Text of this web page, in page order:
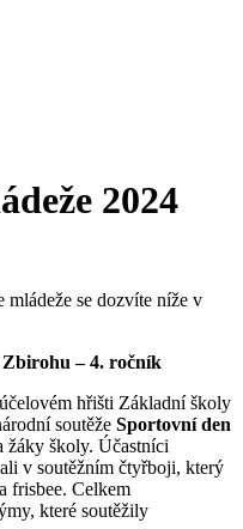
2024
se dozvíte níže v
Zbirohu – 4. ročník
hřišti Základní školy
soutěže Sportovní den
žáky školy. Účastníci
v soutěžním čtyřboji, který
frisbee. Celkem
které soutěžily